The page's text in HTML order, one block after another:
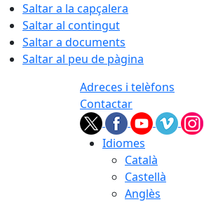
Saltar a la capçalera
Saltar al contingut
Saltar a documents
Saltar al peu de pàgina
Adreces i telèfons
Contactar
Idiomes
Català
Castellà
Anglès